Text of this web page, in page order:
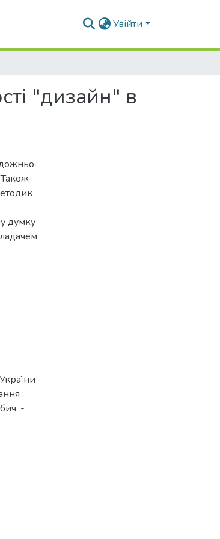
Увійти
"дизайн" в
Також
думку
:
-